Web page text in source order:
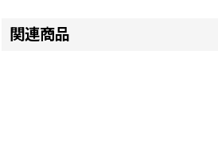
関連商品